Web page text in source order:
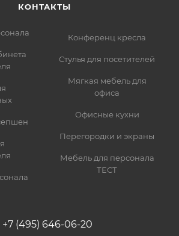
КОНТАКТЫ
Конференц кресла
Стулья для посетителей
Мягкая мебель для
офиса
Офисные кухни
Перегородки и экраны
Мебель для персонала
ТЕСТ
+7 (495) 646-06-20